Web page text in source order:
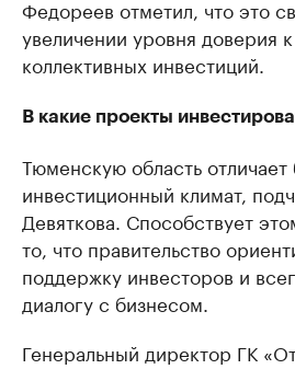
Федореев отметил, что это
увеличении уровня доверия
коллективных инвестиций.
В какие проекты
Тюменскую область
инвестиционный климат,
Девяткова. Способствует
то, что правительство
поддержку инвесторов и
диалогу с бизнесом.
Генеральный директор ГК